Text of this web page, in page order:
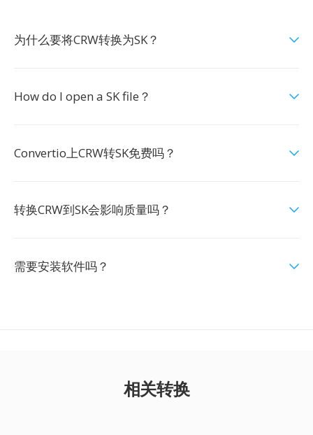
为什么要将CRW转换为SK？
How do I open a SK file？
Convertio上CRW转SK免费吗？
转换CRW到SK会影响质量吗？
需要安装软件吗？
相关转换